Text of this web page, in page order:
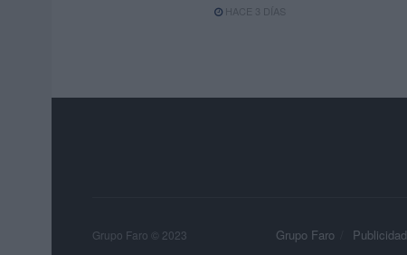
HACE 3 DÍAS
Grupo Faro Publicidad
Grupo Faro © 2023